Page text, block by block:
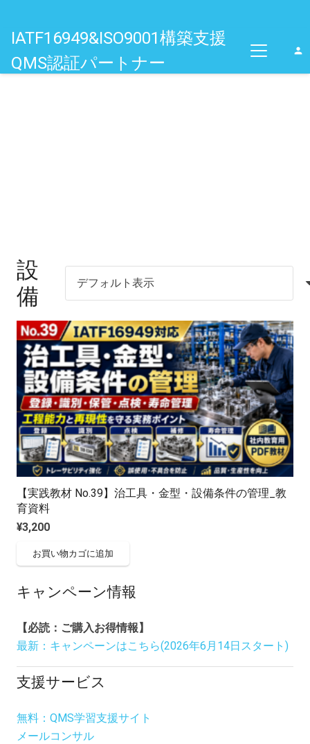
IATF16949&ISO9001構築支援
QMS認証パートナー
person
設
備
【実践教材 No.39】治工具・金型・設備条件の管理_教
育資料
¥3,200
お買い物カゴに追加
キャンペーン情報
【必読：ご購入お得情報】
最新：キャンペーンはこちら(2026年6月14日スタート)
支援サービス
無料：QMS学習支援サイト
メールコンサル